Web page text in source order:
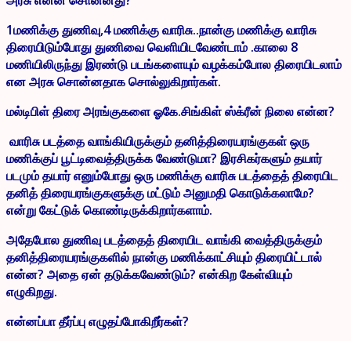
1மணிக்கு துணிவு,4 மணிக்கு வாரிசு..நான்கு மணிக்கு வாரிசு
திரையிடும்போது துணிவை வெளியிடவேண்டாம் .காலை 8
மணியிலிருந்து இரண்டு படங்களையும் வழக்கம்போல திரையிடலாம்
என அரசு சொன்னதாக சொல்லுகிறார்கள்.
மல்டிபிள் திரை அரங்குகளை ஓகே.சிங்கிள் ஸ்க்ரீன் நிலை என்ன?
வாரிசு படத்தை வாங்கியிருக்கும் தனித்திரையரங்குகள் ஒரு
மணிக்குப் பூட்டிவைத்திருக்க வேண்டுமா? இரசிகர்களும் தயார்
படமும் தயார் எனும்போது ஒரு மணிக்கு வாரிசு படத்தைத் திரையிட
தனித் திரையரங்குகளுக்கு மட்டும் அனுமதி கொடுக்கலாமே?
என்று கேட்டுக் கொண்டிருக்கிறார்களாம்.
அதேபோல துணிவு படத்தைத் திரையிட வாங்கி வைத்திருக்கும்
தனித்திரையரங்குகளில் நான்கு மணிக்காட்சியும் திரையிட்டால்
என்ன? அதை ஏன் தடுக்கவேண்டும்? என்கிற கேள்வியும்
எழுகிறது.
என்னப்பா தீர்ப்பு எழுதப்போகிறீர்கள்?